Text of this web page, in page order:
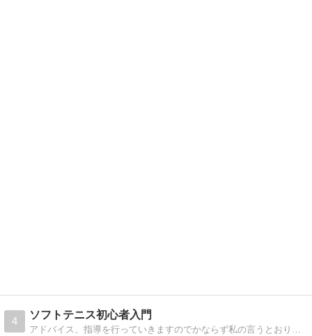
4
ソフトテニス初心者入門
アドバイス、指導を行っていきますのでかならず私の言うとおりにすればうまくなりますから ここを覗いたあなたはラッキー!